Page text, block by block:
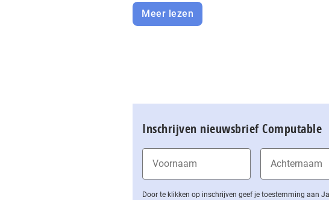
Meer lezen
Inschrijven nieuwsbrief Computable
Door te klikken op inschrijven geef je toestemming aan